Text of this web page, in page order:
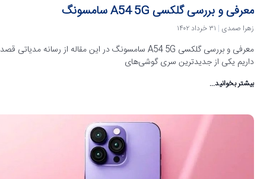
معرفی و بررسی گلکسی A54 5G سامسونگ
زهرا صمدی ۳۱ خرداد ۱۴۰۲
معرفی و بررسی گلکسی A54 5G سامسونگ در این مقاله از رسانه مدیاتی قصد
داریم یکی از جدیدترین سری گوشی‌های
بیشتر بخوانید...